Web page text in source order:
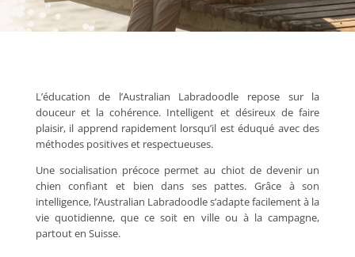
L’éducation de l’Australian Labradoodle repose sur la
douceur et la cohérence. Intelligent et désireux de faire
plaisir, il apprend rapidement lorsqu’il est éduqué avec des
méthodes positives et respectueuses.
Une socialisation précoce permet au chiot de devenir un
chien confiant et bien dans ses pattes. Grâce à son
intelligence, l’Australian Labradoodle s’adapte facilement à la
vie quotidienne, que ce soit en ville ou à la campagne,
partout en Suisse.